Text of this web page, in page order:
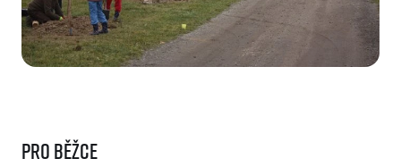
Pro běžce